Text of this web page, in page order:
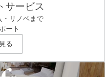
サービス
・リノベまで
ート
る